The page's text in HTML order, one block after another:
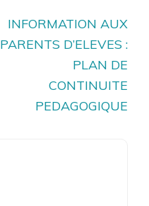
INFORMATION AUX
PARENTS D’ELEVES :
PLAN DE
CONTINUITE
PEDAGOGIQUE